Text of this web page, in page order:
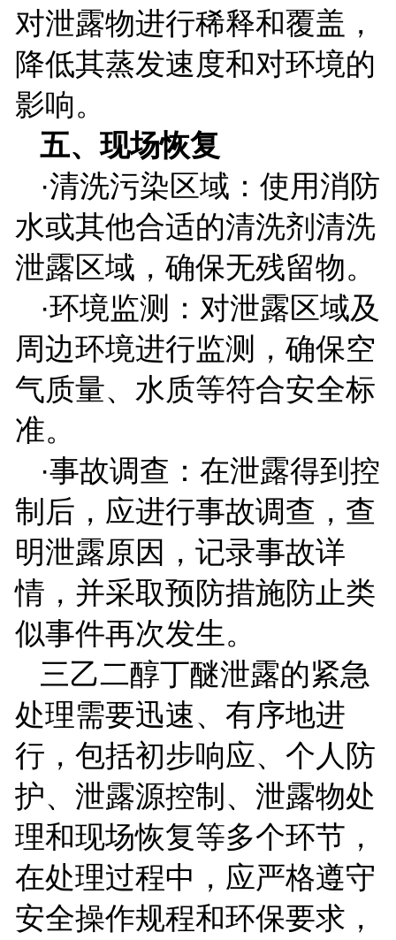
对泄露物进行稀释和覆盖，
降低其蒸发速度和对环境的
影响。
五、现场恢复
·清洗污染区域：使用消防
水或其他合适的清洗剂清洗
泄露区域，确保无残留物。
·环境监测：对泄露区域及
周边环境进行监测，确保空
气质量、水质等符合安全标
准。
·事故调查：在泄露得到控
制后，应进行事故调查，查
明泄露原因，记录事故详
情，并采取预防措施防止类
似事件再次发生。
三乙二醇丁醚泄露的紧急
处理需要迅速、有序地进
行，包括初步响应、个人防
护、泄露源控制、泄露物处
理和现场恢复等多个环节，
在处理过程中，应严格遵守
安全操作规程和环保要求，